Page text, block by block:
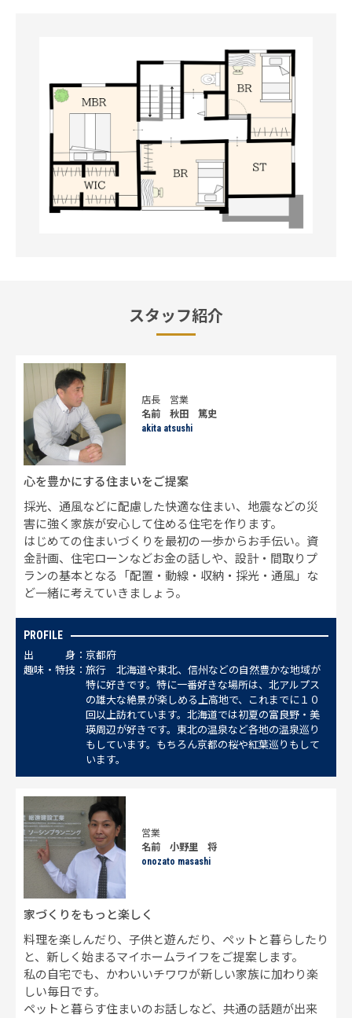
スタッフ紹介
店長 営業
名前 秋田 篤史
akita atsushi
心を豊かにする住まいをご提案
採光、通風などに配慮した快適な住まい、地震などの災
害に強く家族が安心して住める住宅を作ります。
はじめての住まいづくりを最初の一歩からお手伝い。資
金計画、住宅ローンなどお金の話しや、設計・間取りプ
ランの基本となる「配置・動線・収納・採光・通風」な
ど一緒に考えていきましょう。
PROFILE
出 身
京都府
趣味 ・ 特技
旅行 北海道や東北、信州などの自然豊かな地域が
特に好きです。特に一番好きな場所は、北アルプス
の雄大な絶景が楽しめる上高地で、これまでに１０
回以上訪れています。北海道では初夏の富良野・美
瑛周辺が好きです。東北の温泉など各地の温泉巡り
もしています。もちろん京都の桜や紅葉巡りもして
います。
営業
名前 小野里 将
onozato masashi
家づくりをもっと楽しく
料理を楽しんだり、子供と遊んだり、ペットと暮らしたり
と、新しく始まるマイホームライフをご提案します。
私の自宅でも、かわいいチワワが新しい家族に加わり楽
しい毎日です。
ペットと暮らす住まいのお話しなど、共通の話題が出来